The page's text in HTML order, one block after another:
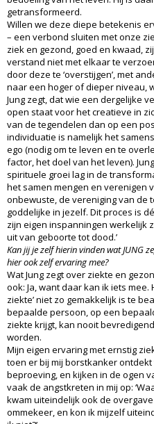
getransformeerd.
Willen we deze diepe betekenis
– een verbond sluiten met onze
ziek en gezond, goed en kwaad,
verstand niet met elkaar te
door deze te ‘overstijgen’, met
naar een hoger of dieper niveau,
Jung zegt, dat wie een dergelijke
open staat voor het creatieve in
van de tegendelen dan op een
individuatie is namelijk het
ego (nodig om te leven en te
factor, het doel van het leven).
spirituele groei lag in de
het samen mengen en verenigen
onbewuste, de vereniging van de
goddelijke in jezelf. Dit proces is
zijn eigen inspanningen werkelijk
uit van geboorte tot dood.’
Kan jij je zelf hierin vinden wat JUNG
hier ook zelf ervaring mee?
Wat Jung zegt over ziekte en
ook: Ja, want daar kan ik iets
ziekte’ niet zo gemakkelijk is te
bepaalde persoon, op een
ziekte krijgt, kan nooit
worden.
Mijn eigen ervaring met ernstig
toen er bij mij borstkanker
beproeving, en kijken in de ogen
vaak de angstkreten in mij op:
kwam uiteindelijk ook de
ommekeer, en kon ik mijzelf